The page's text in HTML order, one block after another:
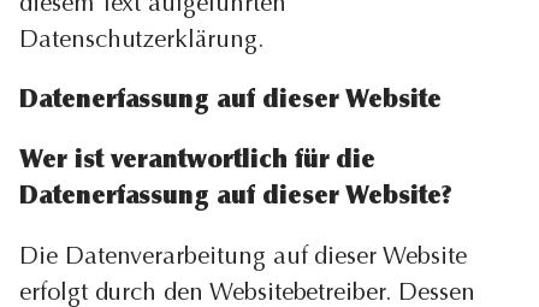
diesem Text aufgeführten
Datenschutzerklärung.
Datenerfassung auf dieser Website
Wer ist verantwortlich für die
Datenerfassung auf dieser Website?
Die Datenverarbeitung auf dieser Website
erfolgt durch den Websitebetreiber. Dessen